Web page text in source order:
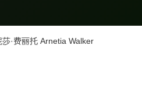
莎·费丽托 Arnetia Walker